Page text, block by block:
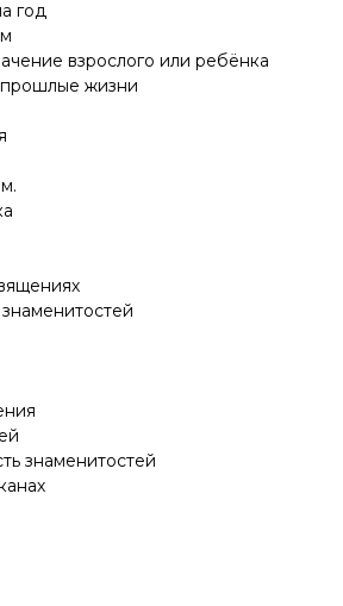
год
взрослого или ребёнка
жизни
знаменитостей